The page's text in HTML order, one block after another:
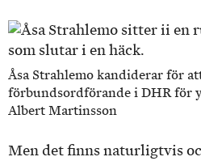
Åsa Strahlemo kandiderar för
förbundsordförande i DHR för
Albert Martinsson
Men det finns naturligtvis